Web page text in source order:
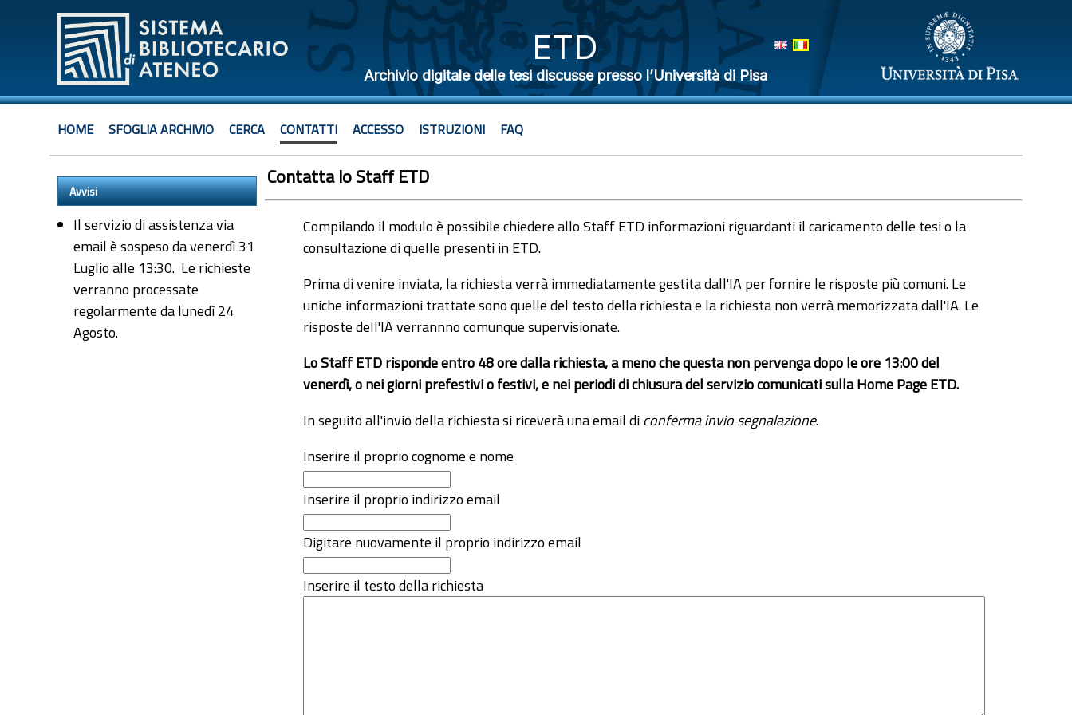
ETD
Archivio digitale delle tesi discusse presso l’Università di Pisa
HOME SFOGLIA ARCHIVIO CERCA CONTATTI ACCESSO ISTRUZIONI FAQ
Avvisi
Il servizio di assistenza via
email è sospeso da venerdì 31
Luglio alle 13:30. Le richieste
verranno processate
regolarmente da lunedì 24
Agosto.
Contatta lo Staff ETD
Compilando il modulo è possibile chiedere allo Staff ETD informazioni riguardanti il caricamento delle tesi o la
consultazione di quelle presenti in ETD.
Prima di venire inviata, la richiesta verrà immediatamente gestita dall'IA per fornire le risposte più comuni. Le
uniche informazioni trattate sono quelle del testo della richiesta e la richiesta non verrà memorizzata dall'IA. Le
risposte dell'IA verrannno comunque supervisionate.
Lo Staff ETD risponde entro 48 ore dalla richiesta, a meno che questa non pervenga dopo le ore 13:00 del
venerdì, o nei giorni prefestivi o festivi, e nei periodi di chiusura del servizio comunicati sulla Home Page ETD.
In seguito all'invio della richiesta si riceverà una email diconferma invio segnalazione.
Inserire il proprio cognome e nome
Inserire il proprio indirizzo email
Digitare nuovamente il proprio indirizzo email
Inserire il testo della richiesta